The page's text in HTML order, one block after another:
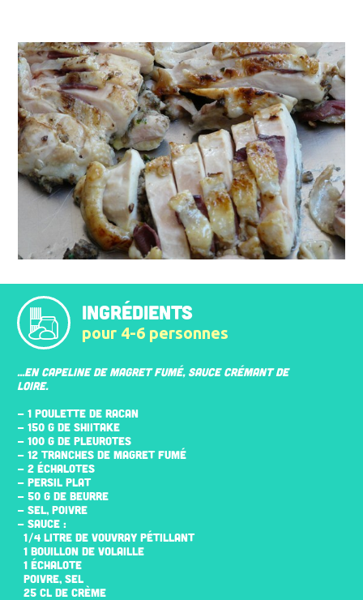
INGRÉDIENTS
pour 4-6 personnes
...EN CAPELINE DE MAGRET FUMÉ, SAUCE CRÉMANT DE
LOIRE.
- 1 POULETTE DE RACAN
- 150 G DE SHIITAKE
- 100 G DE PLEUROTES
- 12 TRANCHES DE MAGRET FUMÉ
- 2 ÉCHALOTES
- PERSIL PLAT
- 50 G DE BEURRE
- SEL, POIVRE
- SAUCE :
1/4 LITRE DE VOUVRAY PÉTILLANT
1 BOUILLON DE VOLAILLE
1 ÉCHALOTE
POIVRE, SEL
25 CL DE CRÈME